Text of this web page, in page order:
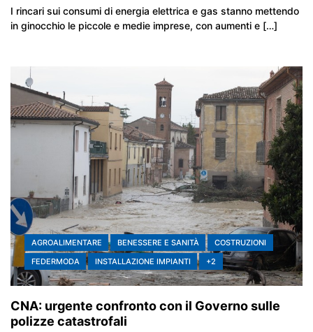
I rincari sui consumi di energia elettrica e gas stanno mettendo
in ginocchio le piccole e medie imprese, con aumenti e […]
AGROALIMENTARE BENESSERE E SANITÀ
COSTRUZIONI
FEDERMODA
INSTALLAZIONE IMPIANTI +2
CNA: urgente confronto con il Governo sulle
polizze catastrofali